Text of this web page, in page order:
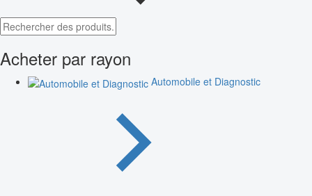
Acheter par rayon
Automobile et Diagnostic